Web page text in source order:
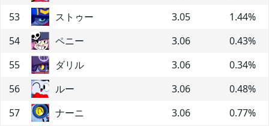
53
ストゥー 3.05 1.44%
54
ペニー 3.06 0.43%
55
ダリル 3.06 0.34%
56
ルー 3.06 0.48%
57
ナーニ 3.06 0.77%